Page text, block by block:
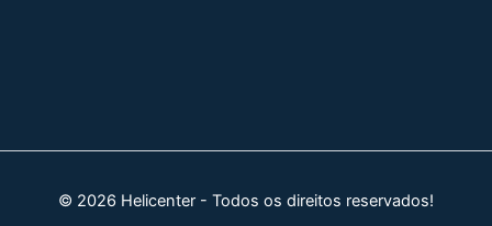
© 2026 Helicenter - Todos os direitos reservados!